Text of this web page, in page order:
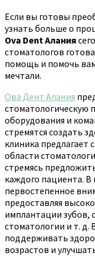
Если вы готовы
узнать больше о
Ova Dent Алания
стоматологов
помощь и помочь
мечтали.
Ова Дент Алания
стоматологическую
оборудования и
стремятся создать
клиника предлагает
области
стремясь
каждого пациента.
первостепенное
предоставляя
имплантации зубов,
стоматологии и т. д.
поддерживать
возрастов и